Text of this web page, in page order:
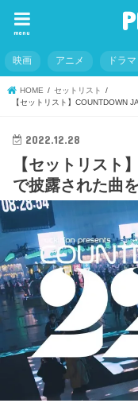
menu
映画 アニメ ドラマ
HOME
セットリスト
【セットリスト】COUNTDOWN
2022.12.28
【セットリスト
で披露された曲